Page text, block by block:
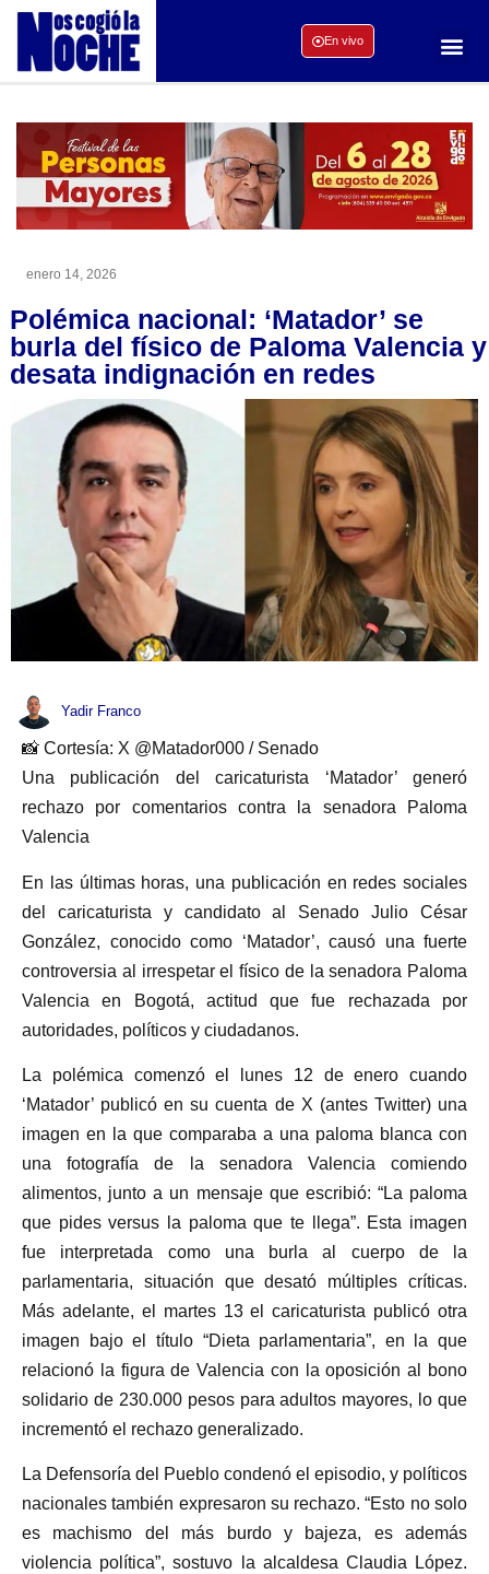
En vivo
enero 14, 2026
Polémica nacional: ‘Matador’ se
burla del físico de Paloma Valencia y
desata indignación en redes
Yadir Franco
📸 Cortesía: X @Matador000 / Senado
Una publicación del caricaturista ‘Matador’ generó
rechazo por comentarios contra la senadora Paloma
Valencia
En las últimas horas, una publicación en redes sociales
del caricaturista y candidato al Senado Julio César
González, conocido como ‘Matador’, causó una fuerte
controversia al irrespetar el físico de la senadora Paloma
Valencia en Bogotá, actitud que fue rechazada por
autoridades, políticos y ciudadanos.
La polémica comenzó el lunes 12 de enero cuando
‘Matador’ publicó en su cuenta de X (antes Twitter) una
imagen en la que comparaba a una paloma blanca con
una fotografía de la senadora Valencia comiendo
alimentos, junto a un mensaje que escribió: “La paloma
que pides versus la paloma que te llega”. Esta imagen
fue interpretada como una burla al cuerpo de la
parlamentaria, situación que desató múltiples críticas.
Más adelante, el martes 13 el caricaturista publicó otra
imagen bajo el título “Dieta parlamentaria”, en la que
relacionó la figura de Valencia con la oposición al bono
solidario de 230.000 pesos para adultos mayores, lo que
incrementó el rechazo generalizado.
La Defensoría del Pueblo condenó el episodio, y políticos
nacionales también expresaron su rechazo. “Esto no solo
es machismo del más burdo y bajeza, es además
violencia política”, sostuvo la alcaldesa Claudia López.